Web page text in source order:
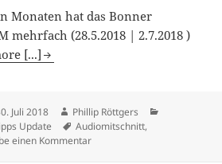
Monaten hat das Bonner
mehrfach (28.5.2018 | 2.7.2018 )
[...]
Juli 2018 Autor
Phillip Röttgers
Update Schlagwörter
Audiomitschnitt,
einen Kommentarzu Bürgerradio LoCom,